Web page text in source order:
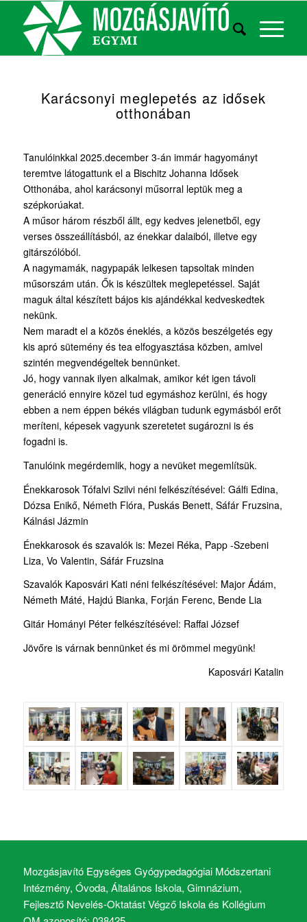
Karácsonyi meglepetés az idősek
otthonában
Tanulóinkkal 2025.december 3-án immár hagyományt
teremtve látogattunk el a Bischitz Johanna Idősek
Otthonába, ahol karácsonyi műsorral leptük meg a
szépkorúakat.
A műsor három részből állt, egy kedves jelenetből, egy
verses összeállításból, az énekkar dalaiból, illetve egy
gitárszólóból.
A nagymamák, nagypapák lelkesen tapsoltak minden
műsorszám után. Ők is készültek meglepetéssel. Saját
maguk által készített bájos kis ajándékkal kedveskedtek
nekünk.
Nem maradt el a közös éneklés, a közös beszélgetés egy
kis apró sütemény és tea elfogyasztása közben, amivel
szintén megvendégeltek bennünket.
Jó, hogy vannak ilyen alkalmak, amikor két igen távoli
generáció ennyire közel tud egymáshoz kerülni, és hogy
ebben a nem éppen békés világban tudunk egymásból erőt
meríteni, képesek vagyunk szeretetet sugározni is és
fogadni is.
Tanulóink megérdemlik, hogy a nevüket megemlítsük.
Énekkarosok Tófalvi Szilvi néni felkészítésével: Gálfi Edina,
Dózsa Enikő, Németh Flóra, Puskás Benett, Sáfár Fruzsina,
Kálnási Jázmin
Énekkarosok és szavalók is: Mezei Réka, Papp -Szebeni
Liza, Vo Valentin, Sáfár Fruzsina
Szavalók Kaposvári Kati néni felkészítésével: Major Ádám,
Németh Máté, Hajdú Bianka, Forján Ferenc, Bende Lia
Gitár Hományi Péter felkészítésével: Raffai József
Jövőre is várnak bennünket és mi örömmel megyünk!
Kaposvári Katalin
Mozgásjavító Egységes Gyógypedagógiai Módszertani
Intézmény, Óvoda, Általános Iskola, Gimnázium,
Fejlesztő Nevelés-Oktatást Végző Iskola és Kollégium